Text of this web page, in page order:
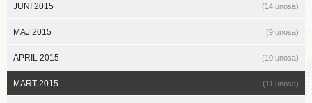
JUNI 2015 (14 unosa)
MAJ 2015 (9 unosa)
APRIL 2015 (10 unosa)
MART 2015 (11 unosa)